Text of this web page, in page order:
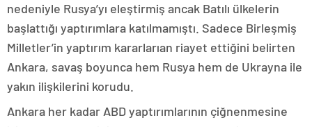
nedeniyle Rusya’yı eleştirmiş ancak Batılı ülkelerin
başlattığı yaptırımlara katılmamıştı. Sadece Birleşmiş
Milletler’in yaptırım kararlarıan riayet ettiğini belirten
Ankara, savaş boyunca hem Rusya hem de Ukrayna ile
yakın ilişkilerini korudu.
Ankara her kadar ABD yaptırımlarının çiğnenmesine